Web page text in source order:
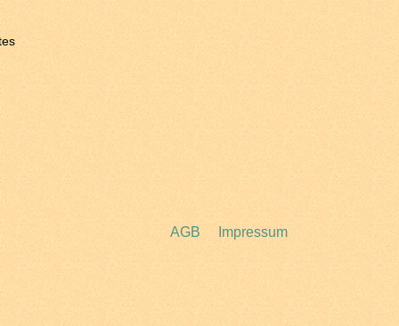
AGB Impressum